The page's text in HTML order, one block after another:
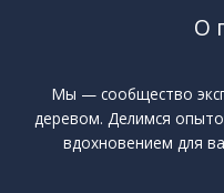
О
Мы — сообщество
деревом. Делимся
вдохновением для